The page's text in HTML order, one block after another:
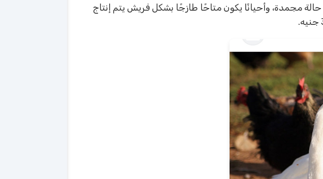
مجمدة، وأحيانًا يكون متاحًا طازجًا بشكل فريش يتم إنتاج